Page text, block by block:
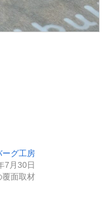
ーグ工房
7月30日
覆面取材